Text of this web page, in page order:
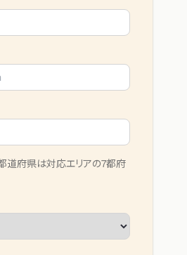
道府県は対応エリアの7都府